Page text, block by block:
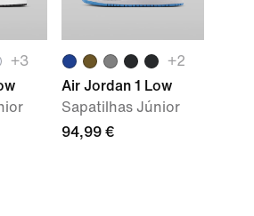
+3
+2
Air Jordan 1 Low
Sapatilhas Júnior
94,99 €